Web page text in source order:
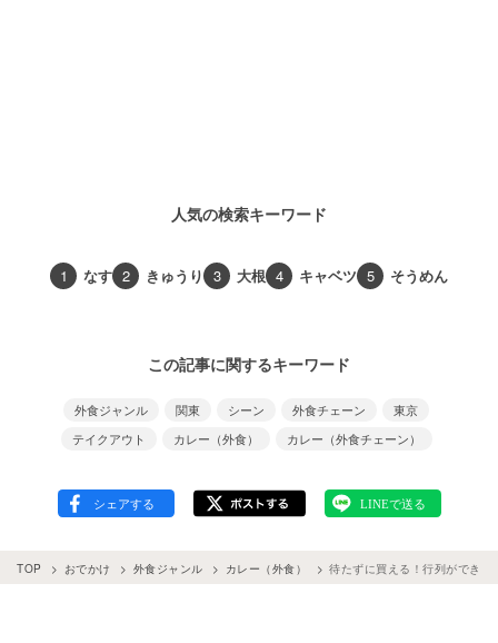
人気の検索キーワード
1 なす 2 きゅうり 3 大根 4 キャベツ 5 そうめん
この記事に関するキーワード
外食ジャンル 関東 シーン 外食チェーン
東京
テイクアウト
カレー（外食） カレー（外食チェーン）
TOP おでかけ 外食ジャンル カレー（外食） 待たずに買える！行列ができ